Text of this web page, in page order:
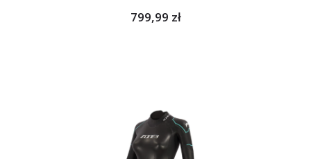
799,99 zł